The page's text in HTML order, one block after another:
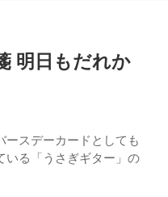
明日もだれか
ースデーカードとしても
いる「うさぎギター」の